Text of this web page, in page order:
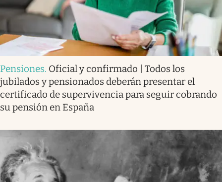
Pensiones. Oficial y confirmado | Todos los
jubilados y pensionados deberán presentar el
certificado de supervivencia para seguir cobrando
su pensión en España